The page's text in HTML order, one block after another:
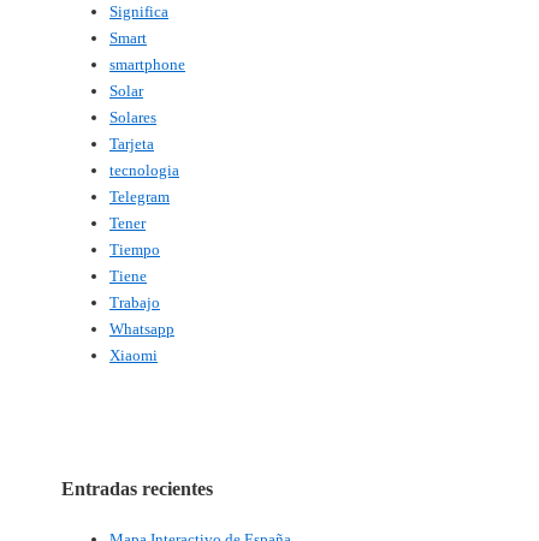
Significa
Smart
smartphone
Solar
Solares
Tarjeta
tecnologia
Telegram
Tener
Tiempo
Tiene
Trabajo
Whatsapp
Xiaomi
Entradas recientes